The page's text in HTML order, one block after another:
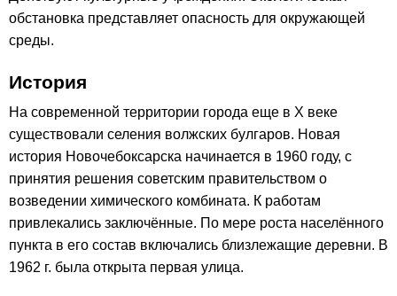
обстановка представляет опасность для окружающей
среды.
История
На современной территории города еще в X веке
существовали селения волжских булгаров. Новая
история Новочебоксарска начинается в 1960 году, с
принятия решения советским правительством о
возведении химического комбината. К работам
привлекались заключённые. По мере роста населённого
пункта в его состав включались близлежащие деревни. В
1962 г. была открыта первая улица.